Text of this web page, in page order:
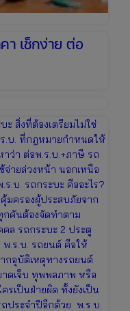
า เช็กง่าย ต่อ
สิ่งที่ต้องเตรียมไม่ใช่
.บ. ที่กฎหมายกำหนดให้
ว่า ต่อพ.ร.บ.+ภาษี รถ
จ่ายล่วงหน้า นอกเหนือ
.บ. รถกระบะ คืออะไร?
มครองผู้ประสบภัยจาก
กคันต้องจัดทำตาม
ล รถกระบะ 2 ประตู
.ร.บ. รถยนต์ คือให้
กอุบัติเหตุทางรถยนต์
ดเจ็บ ทุพพลภาพ หรือ
รเป็นฝ่ายผิด ทั้งยังเป็น
ประจำปีอีกด้วย พ.ร.บ.